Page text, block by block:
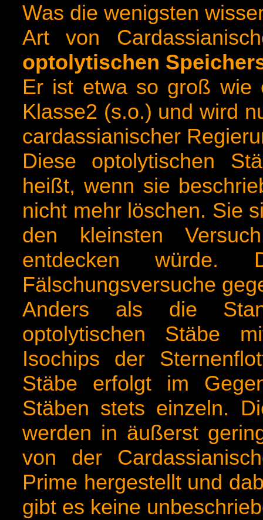
Was die wenigsten
Art von
optolytischen
Er ist etwa so groß wie
Klasse2 (s.o.) und wird
cardassianischer
Diese optolytischen
heißt, wenn sie
nicht mehr löschen. Sie
den kleinsten
entdecken
Fälschungsversuche
Anders als die
optolytischen Stäbe
Isochips der
Stäbe erfolgt im
Stäben stets einzeln.
werden in äußerst
von der
Prime hergestellt und
gibt es keine